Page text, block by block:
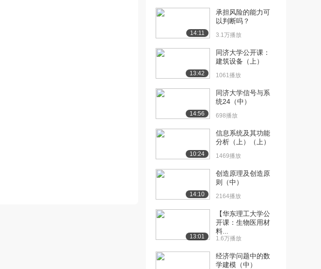
[10] 营销蓝海：目标市场
16:48
[11] 营销蓝海：目标市场
16:51
[12] 营销蓝海：目标市场
16:41
[13] 营销战术：活用4P营
12:17
[14] 营销战术：活用4P营
12:24
[15] 营销战术：活用4P营
12:11
——大数据与精准...
14:11
承担风险的能力可
以判断吗？
3.1万播放
13:42
同济大学公开课：
建筑设备（上）
1061播放
14:56
同济大学信号与系
统24（中）
698播放
10:24
信息系统及其功能
分析（上）（上）
1469播放
14:10
创造原理及创造原
则（中）
2164播放
13:01
【华东理工大学公
开课：生物医用材
料...
1.6万播放
经济学问题中的数
学建模（中）